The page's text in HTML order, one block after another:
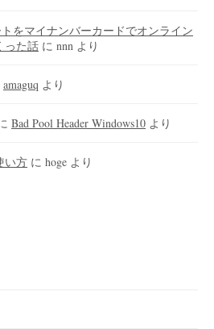
をマイナンバーカードでオンライン
った話 に nnn より
amaguq より
Bad Pool Header Windows10 より
い方 に hoge より